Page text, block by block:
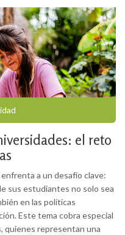
el reto
a un desafío clave:
sus estudiantes no solo sea
en las políticas
Este tema cobra especial
quienes representan una